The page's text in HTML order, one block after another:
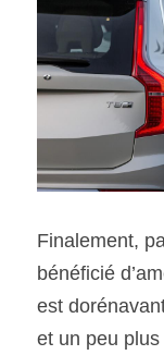
Finalement,
bénéficié
est
et un peu